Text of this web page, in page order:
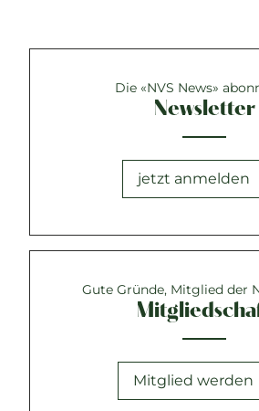
Die «NVS News»
Newsletter
jetzt anmelden
Gute Gründe, Mitglied der
Mitglied werden